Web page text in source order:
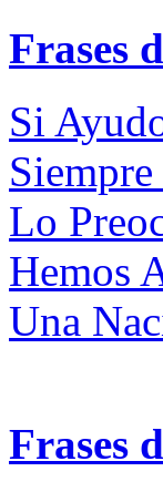
Frases
Si
Lo
Hemos
Una
Frases